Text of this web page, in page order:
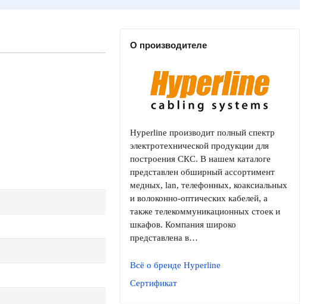
О производителе
Hyperline производит полный спектр
электротехнической продукции для
построения СКС. В нашем каталоге
представлен обширный ассортимент
медных, lan, телефонных, коаксиальных
и волоконно-оптических кабелей, а
также телекоммуникационных стоек и
шкафов. Компания широко
представлена в…
Всё о бренде Hyperline
Сертификат